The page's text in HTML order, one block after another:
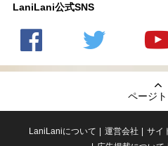
LaniLani公式SNS
の
のtwitter
の
チャン
ページ
LaniLaniについて 運営会社 サイ